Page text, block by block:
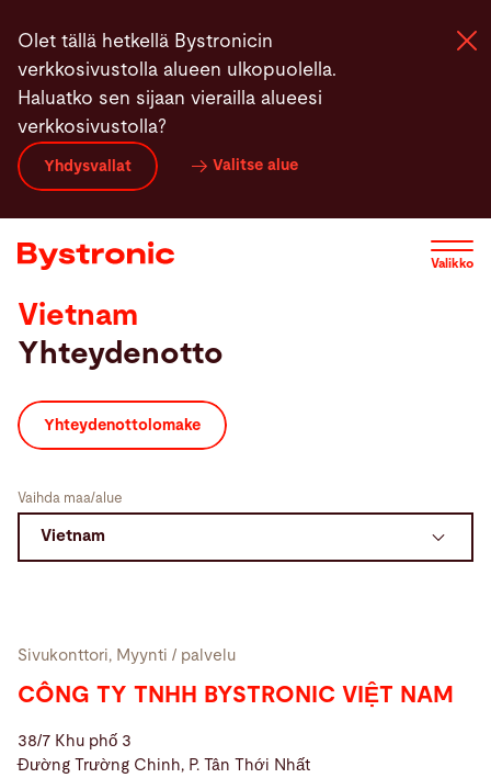
pääsisältöön
Olet tällä hetkellä Bystronicin
verkkosivustolla alueen ulkopuolella.
Haluatko sen sijaan vierailla alueesi
verkkosivustolla?
Yhdysvallat Valitse alue
Valikko
Koneet ja Ohjelmistot
Palvelut
Uutiset
Yritys
Vietnam
Yhteydenotto
Yhteydenottolomake
Vaihda maa/alue
Sivukonttori, Myynti / palvelu
CÔNG TY TNHH BYSTRONIC VIỆT NAM
38/7 Khu phố 3
Đường Trường Chinh, P. Tân Thới Nhất